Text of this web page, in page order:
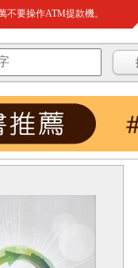
要操作ATM提款機。